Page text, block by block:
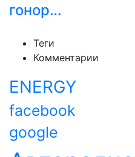
гонор…
Теги
Комментарии
ENERGY
facebook
google